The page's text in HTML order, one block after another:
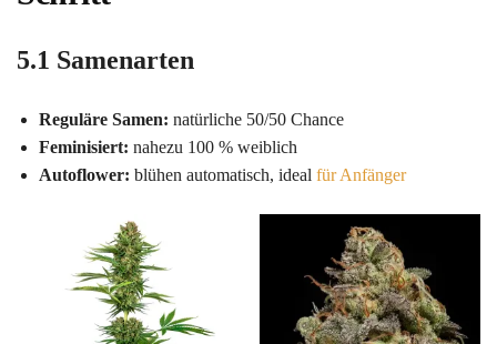
5.1 Samenarten
Reguläre Samen: natürliche 50/50 Chance
Feminisiert: nahezu 100 % weiblich
Autoflower: blühen automatisch, ideal für Anfänger